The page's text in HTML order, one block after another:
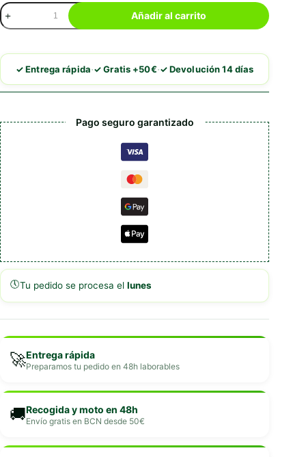
Belcando
Junior
Maxi
Añadir al carrito
✓ Entrega rápida·✓ Gratis +50€·✓ Devolución 14 días
Pago seguro garantizado
🕔Tu pedido se procesa el lunes
🚀Entrega rápida
Preparamos tu pedido en 48h laborables
🚚Recogida y moto en 48h
Envío gratis en BCN desde 50€